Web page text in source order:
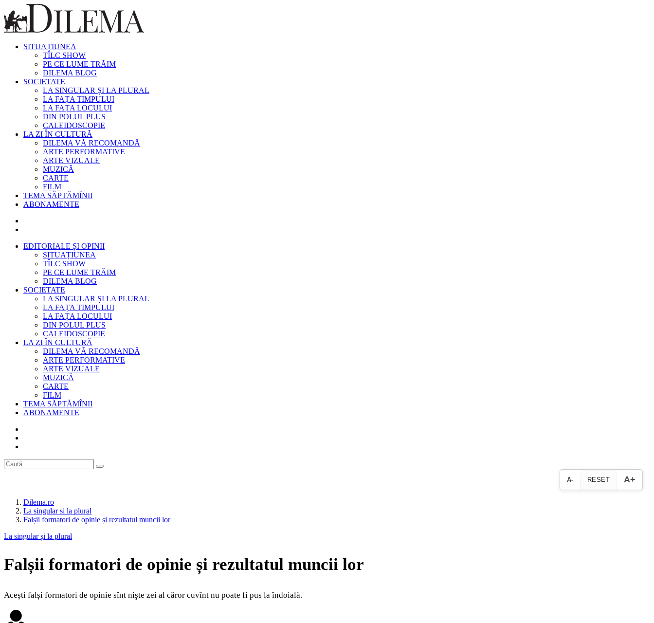
SITUAȚIUNEA
TÎLC SHOW
PE CE LUME TRĂIM
DILEMA BLOG
SOCIETATE
LA SINGULAR ȘI LA PLURAL
LA FAȚA TIMPULUI
LA FAȚA LOCULUI
DIN POLUL PLUS
CALEIDOSCOPIE
LA ZI ÎN CULTURĂ
DILEMA VĂ RECOMANDĂ
ARTE PERFORMATIVE
ARTE VIZUALE
MUZICĂ
CARTE
FILM
TEMA SĂPTĂMÎNII
ABONAMENTE
EDITORIALE ȘI OPINII
SITUAȚIUNEA
TÎLC SHOW
PE CE LUME TRĂIM
DILEMA BLOG
SOCIETATE
LA SINGULAR ȘI LA PLURAL
LA FAȚA TIMPULUI
LA FAȚA LOCULUI
DIN POLUL PLUS
CALEIDOSCOPIE
LA ZI ÎN CULTURĂ
DILEMA VĂ RECOMANDĂ
ARTE PERFORMATIVE
ARTE VIZUALE
MUZICĂ
CARTE
FILM
TEMA SĂPTĂMÎNII
ABONAMENTE
A- RESET A+
Dilema.ro
La singular si la plural
Falșii formatori de opinie și rezultatul muncii lor
La singular și la plural
Falșii formatori de opinie și rezultatul muncii lor
Acești falși formatori de opinie sînt nişte zei al căror cuvînt nu poate fi pus la îndoială.